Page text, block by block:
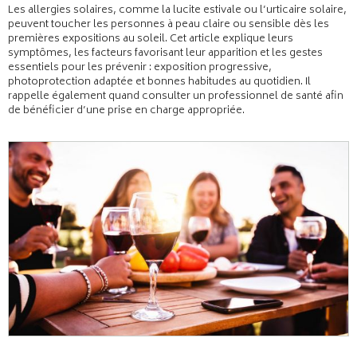
Les allergies solaires, comme la lucite estivale ou l’urticaire solaire,
peuvent toucher les personnes à peau claire ou sensible dès les
premières expositions au soleil. Cet article explique leurs
symptômes, les facteurs favorisant leur apparition et les gestes
essentiels pour les prévenir : exposition progressive,
photoprotection adaptée et bonnes habitudes au quotidien. Il
rappelle également quand consulter un professionnel de santé afin
de bénéficier d’une prise en charge appropriée.